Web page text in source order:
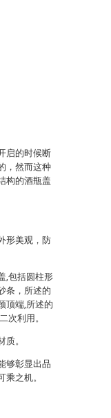
启的时候断
，然而这种
构的酒瓶盖
形美观，防
,包括圆柱形
条，所述的
顶端,所述的
次利用。
。
够彰显出品
之机。